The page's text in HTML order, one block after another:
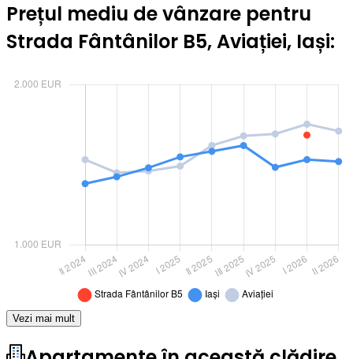
Prețul mediu de vânzare pentru
Strada Fântânilor B5, Aviației, Iași:
Vezi mai mult